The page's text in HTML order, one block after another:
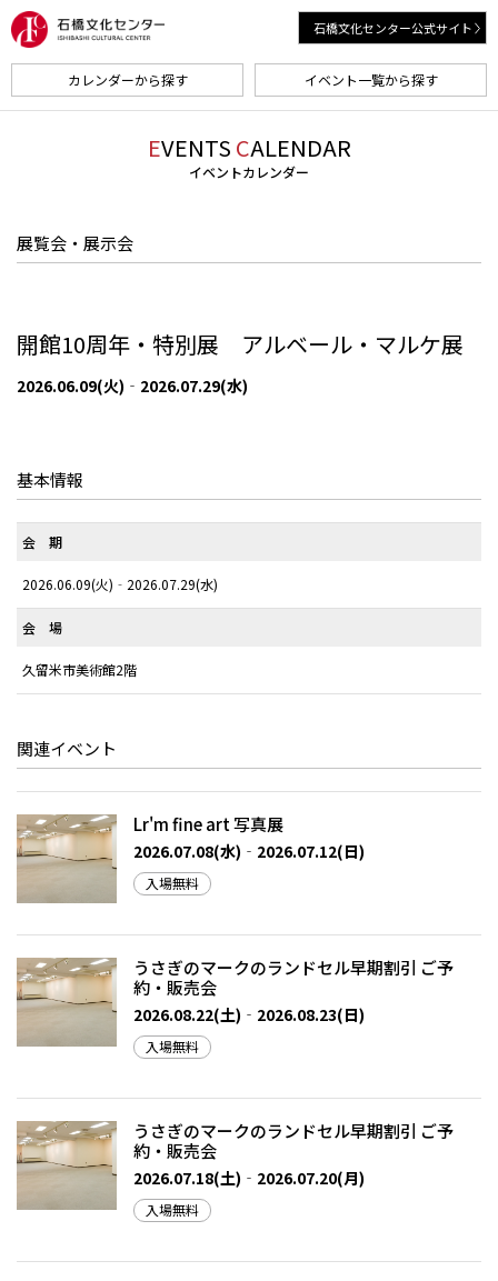
石橋文化センター公式サイト
カレンダーから探す イベント一覧から探す
EVENTS CALENDAR
イベントカレンダー
展覧会・展示会
開館10周年・特別展 アルベール・マルケ展
2026.06.09(火)‐2026.07.29(水)
基本情報
会 期
2026.06.09(火)‐2026.07.29(水)
会 場
久留米市美術館2階
関連イベント
Lr'm fine art 写真展
2026.07.08(水)‐2026.07.12(日)
入場無料
うさぎのマークのランドセル早期割引 ご予
約・販売会
2026.08.22(土)‐2026.08.23(日)
入場無料
うさぎのマークのランドセル早期割引 ご予
約・販売会
2026.07.18(土)‐2026.07.20(月)
入場無料